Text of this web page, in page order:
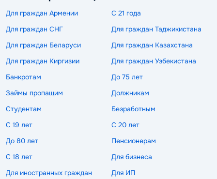
Для граждан Армении
С 21 года
Для граждан СНГ
Для граждан Таджикистана
Для граждан Беларуси
Для граждан Казахстана
Для граждан Киргизии
Для граждан Узбекистана
Банкротам
До 75 лет
Займы пропащим
Должникам
Студентам
Безработным
С 19 лет
С 20 лет
До 80 лет
Пенсионерам
С 18 лет
Для бизнеса
Для иностранных граждан
Для ИП